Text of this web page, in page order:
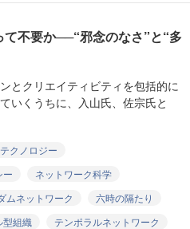
て不要か──“邪念のなさ”と“多
とクリエイティビティを包括的に
いくうちに、入山氏、佐宗氏と
テクノロジー
ー
ネットワーク科学
ムネットワーク
六時の隔たり
型組織
テンポラルネットワーク